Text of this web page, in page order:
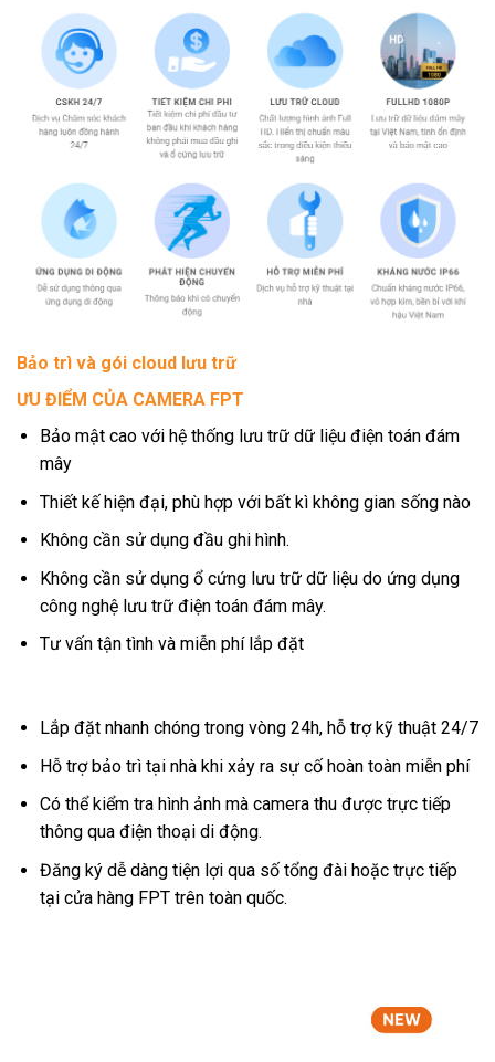
Bảo trì và gói cloud lưu trữ
ƯU ĐIỂM CỦA CAMERA FPT
Bảo mật cao với hệ thống lưu trữ dữ liệu điện toán đám
mây
Thiết kế hiện đại, phù hợp với bất kì không gian sống nào
Không cần sử dụng đầu ghi hình.
Không cần sử dụng ổ cứng lưu trữ dữ liệu do ứng dụng
công nghệ lưu trữ điện toán đám mây.
Tư vấn tận tình và miễn phí lắp đặt
Lắp đặt nhanh chóng trong vòng 24h, hỗ trợ kỹ thuật 24/7
Hỗ trợ bảo trì tại nhà khi xảy ra sự cố hoàn toàn miễn phí
Có thể kiểm tra hình ảnh mà camera thu được trực tiếp
thông qua điện thoại di động.
Đăng ký dễ dàng tiện lợi qua số tổng đài hoặc trực tiếp
tại cửa hàng FPT trên toàn quốc.